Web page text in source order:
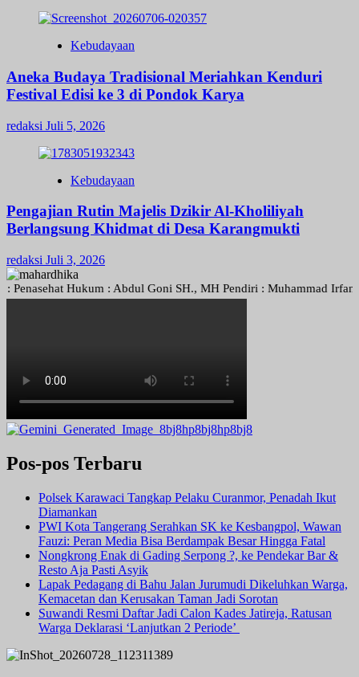
Kebudayaan
Aneka Budaya Tradisional Meriahkan Kenduri
Festival Edisi ke 3 di Pondok Karya
redaksi Juli 5, 2026
Kebudayaan
Pengajian Rutin Majelis Dzikir Al-Kholiliyah
Berlangsung Khidmat di Desa Karangmukti
redaksi Juli 3, 2026
Hukum : Abdul Goni SH., MH Pendiri : Muhammad
Pos-pos Terbaru
Polsek Karawaci Tangkap Pelaku Curanmor, Penadah Ikut
Diamankan
PWI Kota Tangerang Serahkan SK ke Kesbangpol, Wawan
Fauzi: Peran Media Bisa Berdampak Besar Hingga Fatal
Nongkrong Enak di Gading Serpong ?, ke Pendekar Bar &
Resto Aja Pasti Asyik
Lapak Pedagang di Bahu Jalan Jurumudi Dikeluhkan Warga,
Kemacetan dan Kerusakan Taman Jadi Sorotan
Suwandi Resmi Daftar Jadi Calon Kades Jatireja, Ratusan
Warga Deklarasi ‘Lanjutkan 2 Periode’